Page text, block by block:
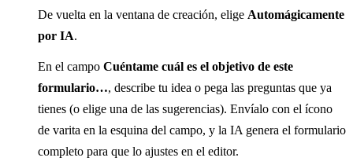
De vuelta en la ventana de creación, elige Automágicamente
por IA.
En el campo Cuéntame cuál es el objetivo de este
formulario…, describe tu idea o pega las preguntas que ya
tienes (o elige una de las sugerencias). Envíalo con el ícono
de varita en la esquina del campo, y la IA genera el formulario
completo para que lo ajustes en el editor.